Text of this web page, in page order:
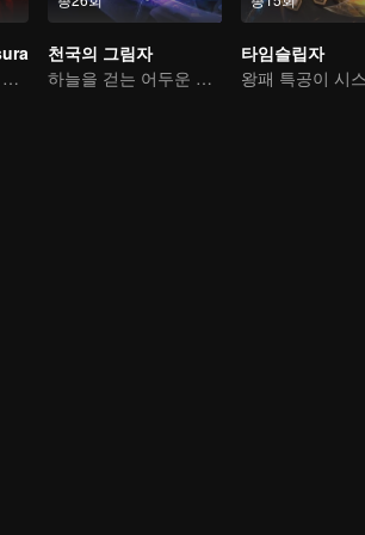
운명의 규칙은 내가 깬다!
천국의 그림자
하늘을 걷는 어두운 그림자, 혼을 불태워 마음을 지키다
타임슬립자